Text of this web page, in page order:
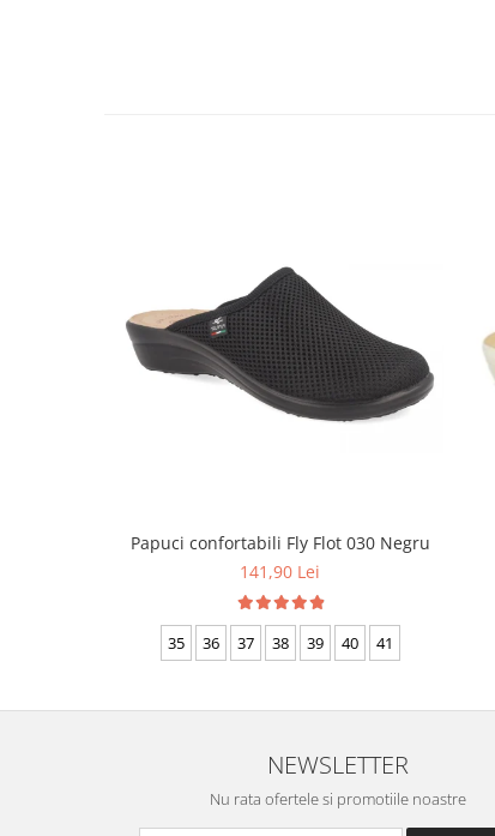
Papuci confortabili Fly Flot 030 Negru
141,90 Lei
35 36 37 38 39 40 41
NEWSLETTER
Nu rata ofertele si promotiile noastre